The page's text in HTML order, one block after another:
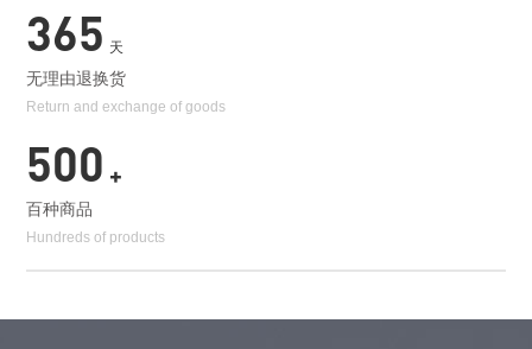
365 天
无理由退换货
Return and exchange of goods
500 +
百种商品
Hundreds of products